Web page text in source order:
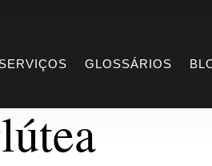
SERVIÇOS GLOSSÁRIOS
da